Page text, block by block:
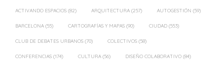
ACTIVANDO ESPACIOS (82) ARQUITECTURA (257) AUTOGESTIÓN (59)
BARCELONA (55) CARTOGRAFÍAS Y MAPAS (90) CIUDAD (553)
CLUB DE DEBATES URBANOS (70) COLECTIVOS (58)
CONFERENCIAS (174) CULTURA (56) DISEÑO COLABORATIVO (84)